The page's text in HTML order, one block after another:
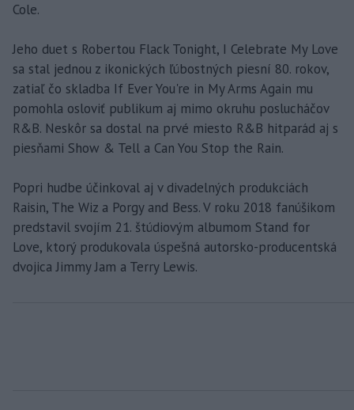
Cole.
Jeho duet s Robertou Flack Tonight, I Celebrate My Love
sa stal jednou z ikonických ľúbostných piesní 80. rokov,
zatiaľ čo skladba If Ever You're in My Arms Again mu
pomohla osloviť publikum aj mimo okruhu poslucháčov
R&B. Neskôr sa dostal na prvé miesto R&B hitparád aj s
piesňami Show & Tell a Can You Stop the Rain.
Popri hudbe účinkoval aj v divadelných produkciách
Raisin, The Wiz a Porgy and Bess. V roku 2018 fanúšikom
predstavil svojím 21. štúdiovým albumom Stand for
Love, ktorý produkovala úspešná autorsko-producentská
dvojica Jimmy Jam a Terry Lewis.